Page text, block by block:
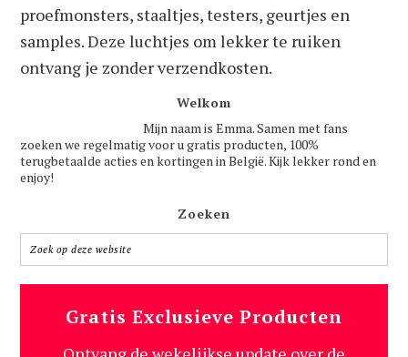
proefmonsters, staaltjes, testers, geurtjes en
samples. Deze luchtjes om lekker te ruiken
ontvang je zonder verzendkosten.
Welkom
Mijn naam is Emma. Samen met fans
zoeken we regelmatig voor u gratis producten, 100%
terugbetaalde acties en kortingen in België. Kijk lekker rond en
enjoy!
Zoeken
Gratis Exclusieve Producten